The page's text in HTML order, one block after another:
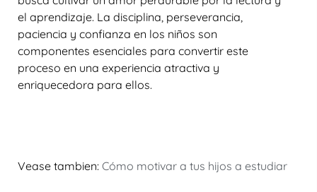
el aprendizaje. La disciplina, perseverancia,
paciencia y confianza en los niños son
componentes esenciales para convertir este
proceso en una experiencia atractiva y
enriquecedora para ellos.
Vease tambien: Cómo motivar a tus hijos a estudiar